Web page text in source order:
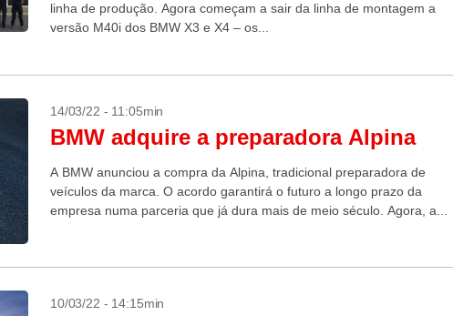
linha de produção. Agora começam a sair da linha de montagem a
versão M40i dos BMW X3 e X4 – os...
14/03/22 - 11:05min
BMW adquire a preparadora Alpina
A BMW anunciou a compra da Alpina, tradicional preparadora de
veículos da marca. O acordo garantirá o futuro a longo prazo da
empresa numa parceria que já dura mais de meio século. Agora, a...
10/03/22 - 14:15min